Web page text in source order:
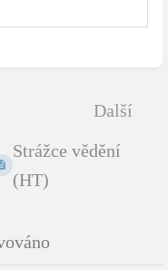
Další
Strážce vědění
(HT)